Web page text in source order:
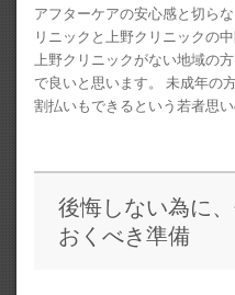
アフターケアの安心感と切ら
リニックと上野クリニックの
上野クリニックがない地域の
で良いと思います。 未成年の
割払いもできるという若者思
後悔しない為に
おくべき準備